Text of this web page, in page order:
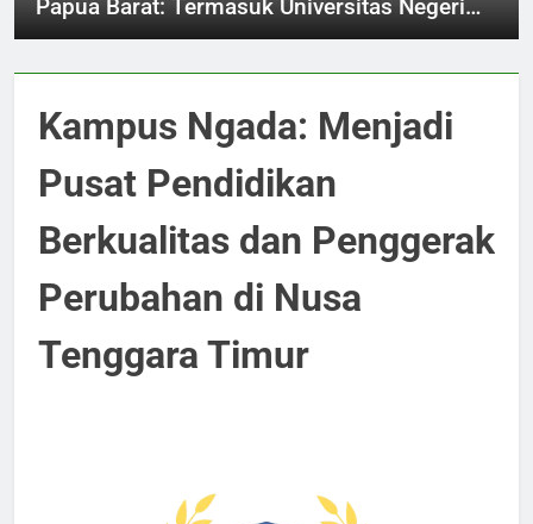
Papua Barat: Termasuk Universitas Negeri
sampai Politeknik
Kampus Ngada: Menjadi
Pusat Pendidikan
Berkualitas dan Penggerak
Perubahan di Nusa
Tenggara Timur